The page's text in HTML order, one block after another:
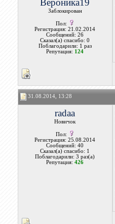
Вероника19
Заблокирован
Пол:
Регистрация: 21.02.2014
Сообщений: 26
Сказал(а) спасибо: 0
Поблагодарили: 1 раз
Репутация: 124
31.08.2014, 13:28
radaa
Новичок
Пол:
Регистрация: 25.08.2014
Сообщений: 40
Сказал(а) спасибо: 1
Поблагодарили: 3 раз(а)
Репутация:426